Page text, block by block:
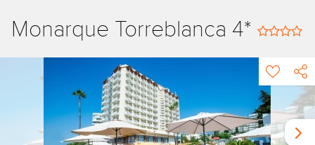
Monarque Torreblanca 4*